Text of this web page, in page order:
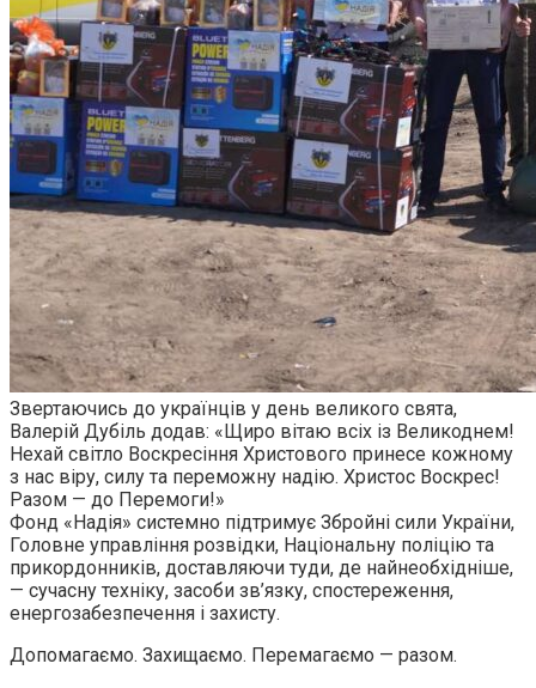
Звертаючись до українців у день великого свята,
Валерій Дубіль додав: «Щиро вітаю всіх із Великоднем!
Нехай світло Воскресіння Христового принесе кожному
з нас віру, силу та переможну надію. Христос Воскрес!
Разом — до Перемоги!»
Фонд «Надія» системно підтримує Збройні сили України,
Головне управління розвідки, Національну поліцію та
прикордонників, доставляючи туди, де найнеобхідніше,
— сучасну техніку, засоби зв’язку, спостереження,
енергозабезпечення і захисту.
Допомагаємо. Захищаємо. Перемагаємо — разом.